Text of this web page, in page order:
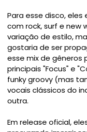
Para esse disco,
com rock, surf e new
variação de estilo,
gostaria de ser
esse mix de gêneros
principais "Focus" e
funky groovy (mas
vocais clássicos do
outra.
Em release oficial,